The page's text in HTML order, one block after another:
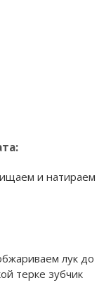
и натираем
лук до
терке зубчик